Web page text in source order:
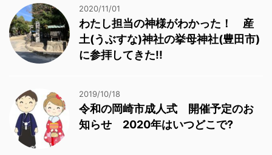
2020/11/01
わたし担当の神様がわかった！ 産
土(うぶすな)神社の挙母神社(豊田市)
に参拝してきた!!
2019/10/18
令和の岡崎市成人式 開催予定のお
知らせ 2020年はいつどこで?